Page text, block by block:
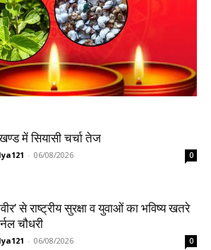
में सियासी चर्चा तेज
- 06/08/2026 0
से राष्ट्रीय सुरक्षा व युवाओं का भविष्य खतरे
चौधरी
- 06/08/2026 0